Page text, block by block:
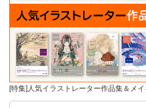
[特集]人気イラストレーター作品集＆メイ